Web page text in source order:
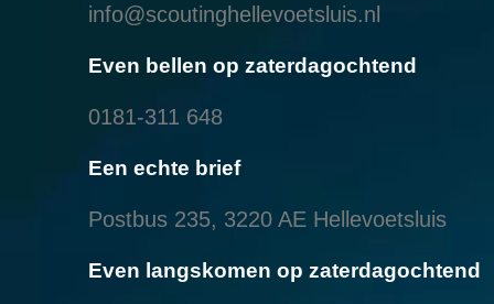
info@scoutinghellevoetsluis.nl
Even bellen op zaterdagochtend
0181-311 648
Een echte brief
Postbus 235, 3220 AE Hellevoetsluis
Even langskomen op zaterdagochtend